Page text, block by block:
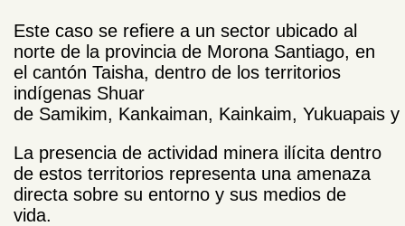
Este caso se refiere a un sector ubicado al
norte de la provincia de Morona Santiago, en
el cantón Taisha, dentro de los territorios
indígenas Shuar
de Samikim, Kankaiman, Kainkaim, Yukuapais y
La presencia de actividad minera ilícita dentro
de estos territorios representa una amenaza
directa sobre su entorno y sus medios de
vida.